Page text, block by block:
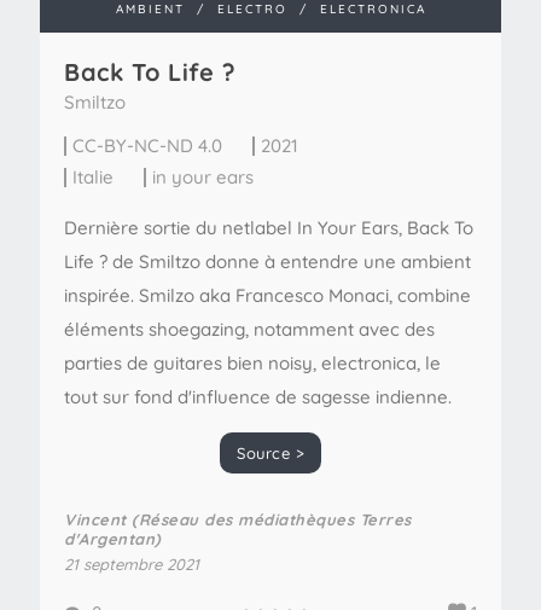
AMBIENT / ELECTRO / ELECTRONICA
Back To Life ?
Smiltzo
CC-BY-NC-ND 4.0
2021
Italie
in your ears
Dernière sortie du netlabel In Your Ears, Back To
Life ? de Smiltzo donne à entendre une ambient
inspirée. Smilzo aka Francesco Monaci, combine
éléments shoegazing, notamment avec des
parties de guitares bien noisy, electronica, le
tout sur fond d'influence de sagesse indienne.
Source >
Vincent (Réseau des médiathèques Terres
d'Argentan)
21 septembre 2021